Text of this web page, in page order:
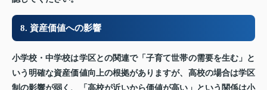
8. 資産価値への影響
小学校・中学校は学区との関連で「子育て世帯の需要を生む」と
いう明確な資産価値向上の根拠がありますが、高校の場合は学区
制の影響が弱く、「高校が近いから価値が高い」という関係は小